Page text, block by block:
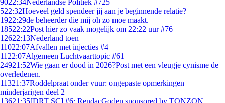
9022:34Nederlandse Politiek #725
522:32Hoeveel geld spendeer jij aan je beginnende relatie?
1922:29de beheerder die mij oh zo moe maakt.
18522:22Post hier zo vaak mogelijk om 22:22 uur #76
12622:13Nederland toen
11022:07Afvallen met injecties #4
11 22:07Algemeen Luchtvaarttopic #61
24921:52Wie gaan er dood in 2026?Post met een vleugje cynisme de
overledenen.
11321:37Roddelpraat onder vuur: ongepaste opmerkingen
minderjarigen deel 2
13621:35[DRT SC] #6: RendacGoden sponsored by TONZON